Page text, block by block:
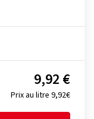
Prix au litre 9,92€
9,92 €